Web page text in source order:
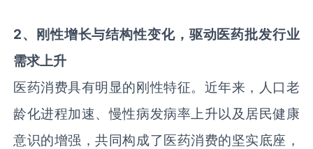
2、 刚性增长与结构性变化，驱动医药批发行业
需求上升
医药消费具有明显的刚性特征。近年来，人口老
龄化进程加速、慢性病发病率上升以及居民健康
意识的增强，共同构成了医药消费的坚实底座，